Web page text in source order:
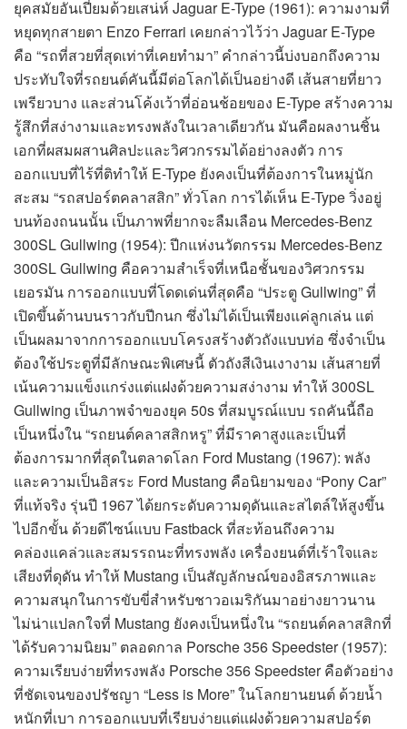
ยุคสมัยอันเปี่ยมด้วยเสน่ห์ Jaguar E-Type (1961): ความงามที่
หยุดทุกสายตา Enzo Ferrari เคยกล่าวไว้ว่า Jaguar E-Type
คือ “รถที่สวยที่สุดเท่าที่เคยทำมา” คำกล่าวนี้บ่งบอกถึงความ
ประทับใจที่รถยนต์คันนี้มีต่อโลกได้เป็นอย่างดี เส้นสายที่ยาว
เพรียวบาง และส่วนโค้งเว้าที่อ่อนช้อยของ E-Type สร้างความ
รู้สึกที่สง่างามและทรงพลังในเวลาเดียวกัน มันคือผลงานชิ้น
เอกที่ผสมผสานศิลปะและวิศวกรรมได้อย่างลงตัว การ
ออกแบบที่ไร้ที่ติทำให้ E-Type ยังคงเป็นที่ต้องการในหมู่นัก
สะสม “รถสปอร์ตคลาสสิก” ทั่วโลก การได้เห็น E-Type วิ่งอยู่
บนท้องถนนนั้น เป็นภาพที่ยากจะลืมเลือน Mercedes-Benz
300SL Gullwing (1954): ปีกแห่งนวัตกรรม Mercedes-Benz
300SL Gullwing คือความสำเร็จที่เหนือชั้นของวิศวกรรม
เยอรมัน การออกแบบที่โดดเด่นที่สุดคือ “ประตู Gullwing” ที่
เปิดขึ้นด้านบนราวกับปีกนก ซึ่งไม่ได้เป็นเพียงแค่ลูกเล่น แต่
เป็นผลมาจากการออกแบบโครงสร้างตัวถังแบบท่อ ซึ่งจำเป็น
ต้องใช้ประตูที่มีลักษณะพิเศษนี้ ตัวถังสีเงินเงางาม เส้นสายที่
เน้นความแข็งแกร่งแต่แฝงด้วยความสง่างาม ทำให้ 300SL
Gullwing เป็นภาพจำของยุค 50s ที่สมบูรณ์แบบ รถคันนี้ถือ
เป็นหนึ่งใน “รถยนต์คลาสสิกหรู” ที่มีราคาสูงและเป็นที่
ต้องการมากที่สุดในตลาดโลก Ford Mustang (1967): พลัง
และความเป็นอิสระ Ford Mustang คือนิยามของ “Pony Car”
ที่แท้จริง รุ่นปี 1967 ได้ยกระดับความดุดันและสไตล์ให้สูงขึ้น
ไปอีกขั้น ด้วยดีไซน์แบบ Fastback ที่สะท้อนถึงความ
คล่องแคล่วและสมรรถนะที่ทรงพลัง เครื่องยนต์ที่เร้าใจและ
เสียงที่ดุดัน ทำให้ Mustang เป็นสัญลักษณ์ของอิสรภาพและ
ความสนุกในการขับขี่สำหรับชาวอเมริกันมาอย่างยาวนาน
ไม่น่าแปลกใจที่ Mustang ยังคงเป็นหนึ่งใน “รถยนต์คลาสสิกที่
ได้รับความนิยม” ตลอดกาล Porsche 356 Speedster (1957):
ความเรียบง่ายที่ทรงพลัง Porsche 356 Speedster คือตัวอย่าง
ที่ชัดเจนของปรัชญา “Less is More” ในโลกยานยนต์ ด้วยน้ำ
หนักที่เบา การออกแบบที่เรียบง่ายแต่แฝงด้วยความสปอร์ต